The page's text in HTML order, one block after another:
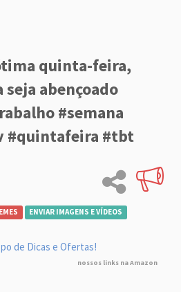
quinta-feira,
seja abençoado
#semana
#quintafeira #tbt
ENVIAR IMAGENS E VÍDEOS
de Dicas e Ofertas!
nossos links na Amazon